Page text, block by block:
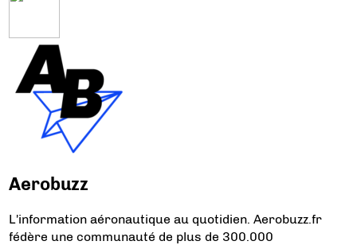
Aerobuzz
L'information aéronautique au quotidien. Aerobuzz.fr
fédère une communauté de plus de 300.000